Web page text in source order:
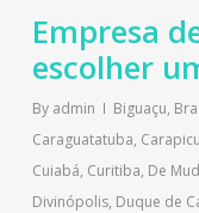
Empresa
escolher
By admin Biguaçu,
Caraguatatuba,
Cuiabá, Curitiba, De
Divinópolis, Duque de